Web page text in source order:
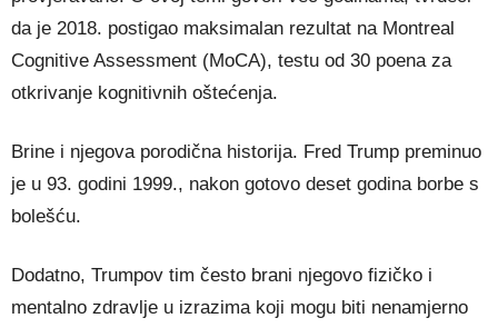
da je 2018. postigao maksimalan rezultat na Montreal
Cognitive Assessment (MoCA), testu od 30 poena za
otkrivanje kognitivnih oštećenja.
Brine i njegova porodična historija. Fred Trump preminuo
je u 93. godini 1999., nakon gotovo deset godina borbe s
bolešću.
Dodatno, Trumpov tim često brani njegovo fizičko i
mentalno zdravlje u izrazima koji mogu biti nenamjerno